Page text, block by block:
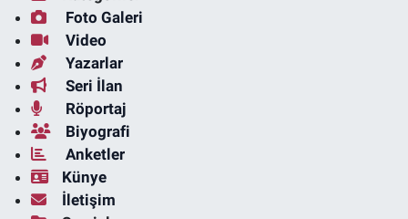
Foto Galeri
Video
Yazarlar
Seri İlan
Röportaj
Biyografi
Anketler
Künye
İletişim